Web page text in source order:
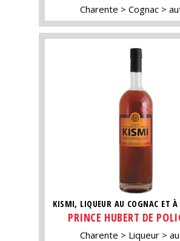
Charente Cognac
KISMI, LIQUEUR AU COGNAC ET
PRINCE HUBERT DE
Charente Liqueur